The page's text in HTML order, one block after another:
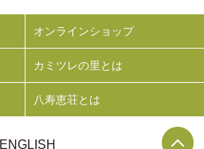
オンラインショップ
カミツレの里とは
八寿恵荘とは
ENGLISH